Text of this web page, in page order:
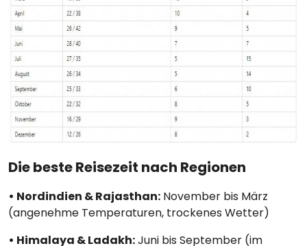
Die beste Reisezeit nach Regionen
• Nordindien & Rajasthan: November bis März
(angenehme Temperaturen, trockenes Wetter)
• Himalaya & Ladakh:Juni bis September (im